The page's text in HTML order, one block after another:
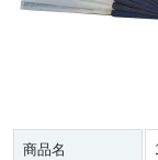
商品名